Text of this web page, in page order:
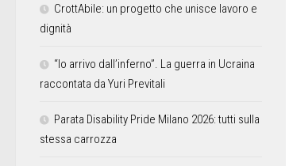
CrottAbile: un progetto che unisce lavoro e
dignità
“Io arrivo dall’inferno”. La guerra in Ucraina
raccontata da Yuri Previtali
Parata Disability Pride Milano 2026: tutti sulla
stessa carrozza